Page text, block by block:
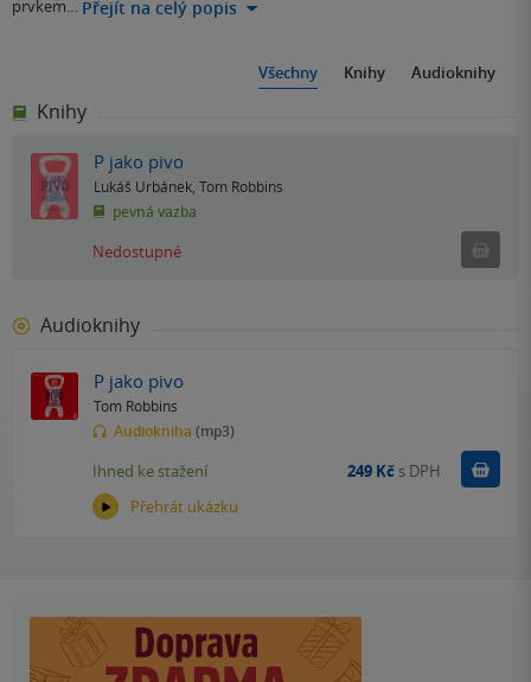
prvkem… Přejít na celý popis
Všechny Knihy Audioknihy
Knihy
P jako pivo
Lukáš Urbánek Tom Robbins
pevná vazba
Nedostupné
Audioknihy
P jako pivo
Tom Robbins
Audiokniha (mp3)
Přehrát ukázku
Ihned ke stažení 249 Kč s DPH Koupit